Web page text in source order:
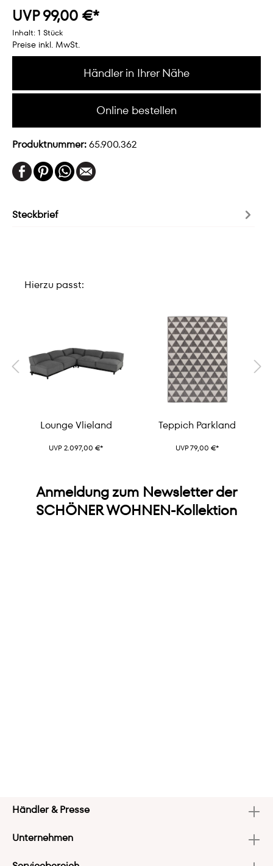
UVP 99,00 €*
Inhalt: 1 Stück
Preise inkl. MwSt.
Händler in Ihrer Nähe
Online bestellen
Produktnummer:65.900.362
Steckbrief
Hierzu passt:
Lounge Vlieland
UVP 2.097,00 €*
Teppich Parkland
UVP 79,00 €*
Anmeldung zum Newsletter der
SCHÖNER WOHNEN-Kollektion
Händler & Presse
Unternehmen